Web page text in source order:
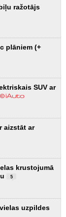
ražotājs
plāniem (+
SUV ar
aizstāt ar
krustojumā
5
uzpildes